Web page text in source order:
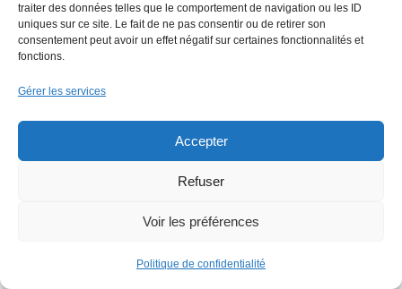
traiter des données telles que le comportement de navigation ou les ID
uniques sur ce site. Le fait de ne pas consentir ou de retirer son
consentement peut avoir un effet négatif sur certaines fonctionnalités et
fonctions.
Gérer les services
Accepter
Refuser
Voir les préférences
Politique de confidentialité
Blain
Lire + d'infos éco